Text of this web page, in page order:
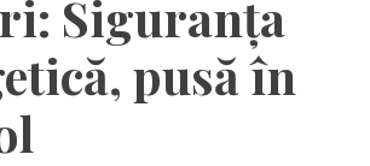
Siguranța
pusă în